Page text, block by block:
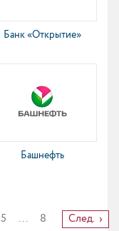
Банк «Открытие»
Башнефть
5 ... 8 След.